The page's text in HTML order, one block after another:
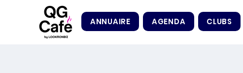
ANNUAIRE AGENDA CLUBS